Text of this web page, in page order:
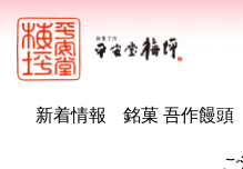
新着情報 銘菓 吾作饅頭